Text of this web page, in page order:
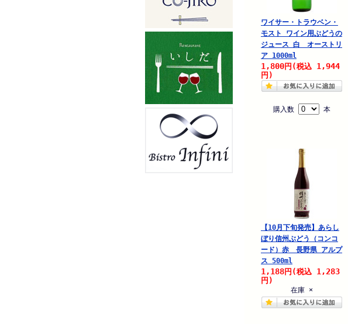
ワイサー・トラウベン・
モスト ワイン用ぶどうの
ジュース 白 オーストリ
ア 1000ml
1,800円 (税込 1,944
円)
購入数 本
【10月下旬発売】あらし
ぼり信州ぶどう（コンコ
ード）赤 長野県 アルプ
ス 500ml
1,188円 (税込 1,283
円)
在庫 ×